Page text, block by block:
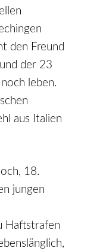
den Freund
der 23
leben.
aus Italien
18.
jungen
Haftstrafen